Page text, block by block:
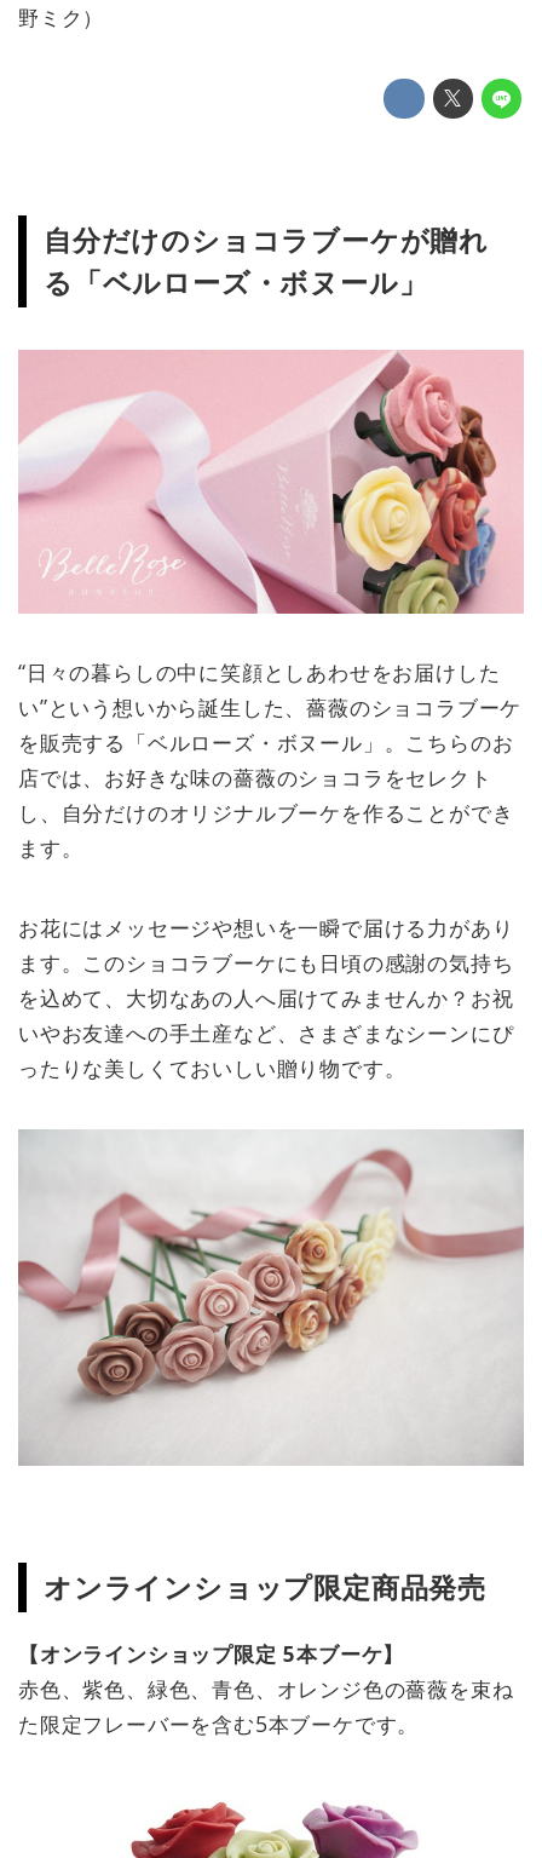
野ミク）
自分だけのショコラブーケが贈れ
る「ベルローズ・ボヌール」
“日々の暮らしの中に笑顔としあわせをお届けした
い”という想いから誕生した、薔薇のショコラブーケ
を販売する「ベルローズ・ボヌール」。こちらのお
店では、お好きな味の薔薇のショコラをセレクト
し、自分だけのオリジナルブーケを作ることができ
ます。
お花にはメッセージや想いを一瞬で届ける力があり
ます。このショコラブーケにも日頃の感謝の気持ち
を込めて、大切なあの人へ届けてみませんか？お祝
いやお友達への手土産など、さまざまなシーンにぴ
ったりな美しくておいしい贈り物です。
オンラインショップ限定商品発売
【オンラインショップ限定 5本ブーケ】
赤色、紫色、緑色、青色、オレンジ色の薔薇を束ね
た限定フレーバーを含む5本ブーケです。